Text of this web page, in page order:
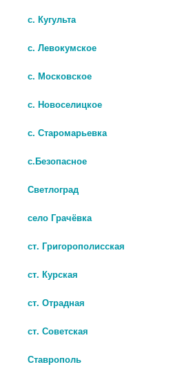
Все права защищены
с. Кугульта
с. Левокумское
с. Московское
с. Новоселицкое
с. Старомарьевка
с.Безопасное
Светлоград
село Грачёвка
ст. Григорополисская
ст. Курская
ст. Отрадная
ст. Советская
Ставрополь